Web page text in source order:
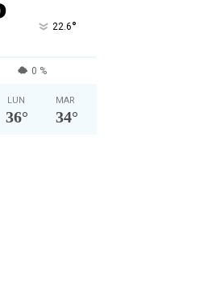
22.6°
0 %
LUN
36°
MAR
34°